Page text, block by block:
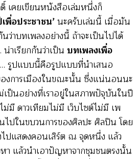
เคยเขียนหนังสือเล่มหนึ่งก็
พื่อประชาชน’นะครับเล่มนี้ เมื่อมัน
ว่าบทเพลงอย่างนี้ ถ้าจะเป็นไปได้
าเรียกกันว่าเป็น บทเพลงเพื่อ
รูปแบบนี้คือรูปแบบที่นำเสนอ
การเมืองในขณะนั้น ซึ่งแน่นอนนะ
เป็นอย่างที่เราอยู่ในสภาพปัจุบันในปี
มี ดาวเทียมไม่มี เว็บไซต์ไม่มี เพ
ไปในขบวนการของศิลปะ ศิลปิน โดย
ไปแสดงคอนเสิร์ต ณ จุดหนึ่ง แล้ว
แล้วนำเอาปัญหาจากชุมชนตรงนั้น